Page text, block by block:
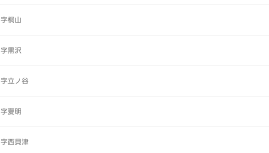
字桐山
字黒沢
字立ノ谷
字夏明
字西貝津